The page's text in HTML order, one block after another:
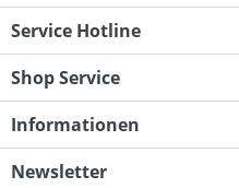
Service Hotline
Shop Service
Informationen
Newsletter